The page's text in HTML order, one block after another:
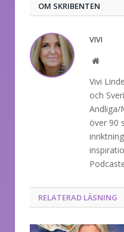
OM SKRIBENTEN
VIVI
Website
Vivi
och
Andliga/
över 90
RELATERAD LÄSNING